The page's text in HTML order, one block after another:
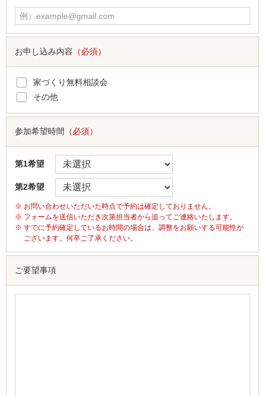
お申し込み内容 （必須）
家づくり無料相談会
その他
参加希望時間 （必須）
第1希望
第2希望
お問い合わせいただいた時点で予約は確定しておりません。
フォームを送信いただき次第担当者から追ってご連絡いたします。
すでに予約確定しているお時間の場合は、調整をお願いする可能性が
ございます。何卒ご了承ください。
ご要望事項